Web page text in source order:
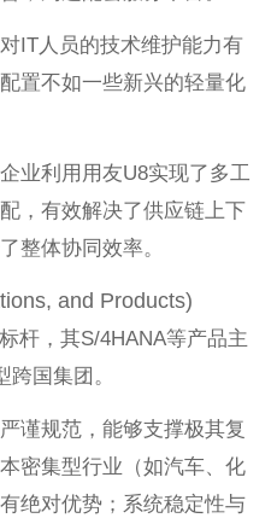
IT人员的技术维护能力有
置不如一些新兴的轻量化
业利用用友U8实现了多工
，有效解决了供应链上下
整体协同效率。
and Products)
杆，其S/4HANA等产品主
国集团。
谨规范，能够支撑极其复
密集型行业（如汽车、化
绝对优势；系统稳定性与